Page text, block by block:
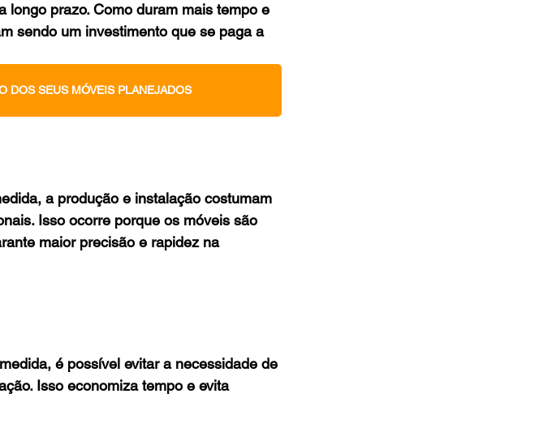
longo prazo. Como duram mais tempo e
sendo um investimento que se paga a
DOS SEUS MÓVEIS PLANEJADOS
a produção e instalação costumam
Isso ocorre porque os móveis são
maior precisão e rapidez na
é possível evitar a necessidade de
Isso economiza tempo e evita